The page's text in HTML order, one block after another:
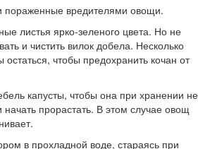
пораженные вредителями овощи.
листья ярко-зеленого цвета. Но не
и чистить вилок добела. Несколько
чтобы предохранить кочан от
капусты, чтобы она при хранении не
начать прорастать. В этом случае овощ
в прохладной воде, стараясь при